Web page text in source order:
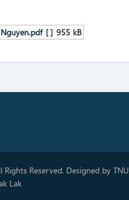
[ ] 955 kB
Reserved. Designed by TNU
Lak